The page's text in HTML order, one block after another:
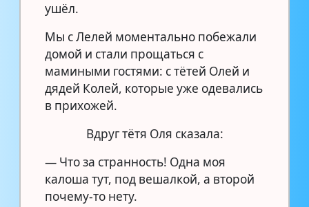
ушёл.
Мы с Лелей моментально побежали
домой и стали прощаться с
мамиными гостями: с тётей Олей и
дядей Колей, которые уже одевались
в прихожей.
Вдруг тётя Оля сказала:
— Что за странность! Одна моя
калоша тут, под вешалкой, а второй
почему-то нету.